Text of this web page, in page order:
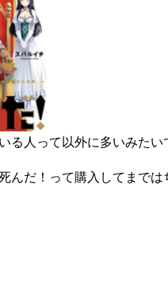
る人って以外に多いみたい
んだ！って購入してまでは